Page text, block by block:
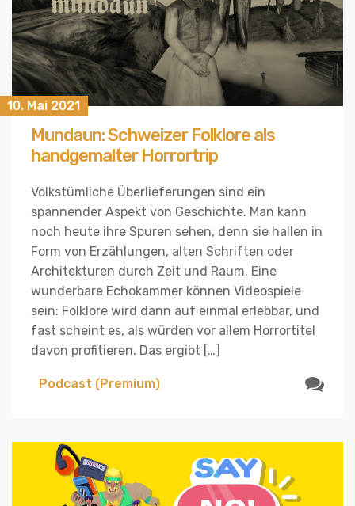
10. Mai 2021
Mundaun: Schweizer Folklore als
handgemalter Horrortrip
Volkstümliche Überlieferungen sind ein
spannender Aspekt von Geschichte. Man kann
noch heute ihre Spuren sehen, denn sie hallen in
Form von Erzählungen, alten Schriften oder
Architekturen durch Zeit und Raum. Eine
wunderbare Echokammer können Videospiele
sein: Folklore wird dann auf einmal erlebbar, und
fast scheint es, als würden vor allem Horrortitel
davon profitieren. Das ergibt […]
Podcast (Premium)